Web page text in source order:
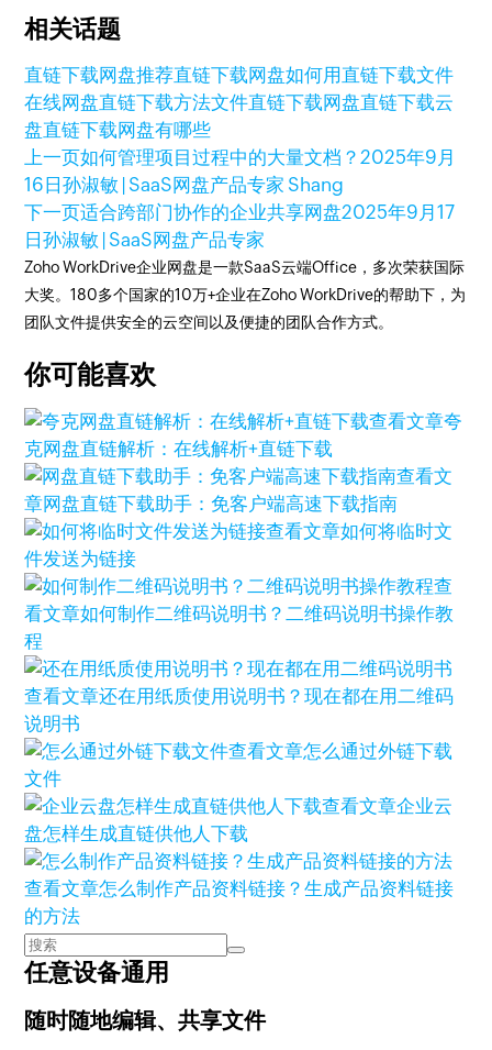
相关话题
直链下载网盘推荐直链下载网盘如何用直链下载文件
在线网盘直链下载方法文件直链下载网盘直链下载云
盘直链下载网盘有哪些
上一页如何管理项目过程中的大量文档？2025年9月
16日孙淑敏 | SaaS网盘产品专家 Shang
下一页适合跨部门协作的企业共享网盘2025年9月17
日孙淑敏 | SaaS网盘产品专家
Zoho WorkDrive企业网盘是一款SaaS云端Office，多次荣获国际
大奖。180多个国家的10万+企业在Zoho WorkDrive的帮助下，为
团队文件提供安全的云空间以及便捷的团队合作方式。
你可能喜欢
查看文章夸
克网盘直链解析：在线解析+直链下载
查看文
章网盘直链下载助手：免客户端高速下载指南
查看文章如何将临时文
件发送为链接
查
看文章如何制作二维码说明书？二维码说明书操作教
程
查看文章还在用纸质使用说明书？现在都在用二维码
说明书
查看文章怎么通过外链下载
文件
查看文章企业云
盘怎样生成直链供他人下载
查看文章怎么制作产品资料链接？生成产品资料链接
的方法
任意设备通用
随时随地编辑、共享文件